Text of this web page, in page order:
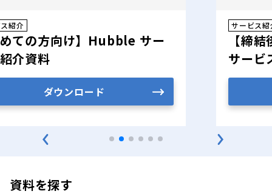
紹介
ての方向け】Hubble サー
介資料
ダウンロード
サービス紹
【締
サービ
資料を探す